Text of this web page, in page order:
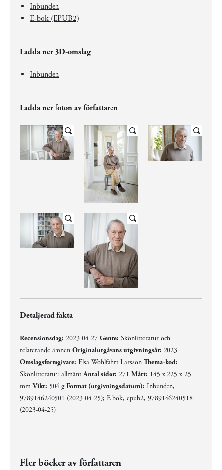
Inbunden
E-bok (EPUB2)
Ladda ner 3D-omslag
Inbunden
Ladda ner foton av författaren
Detaljerad fakta
Recensionsdag: 2023-04-27 Genre: Skönlitteratur och
relaterande ämnen Originalutgåvans utgivningsår: 2023
Omslagsformgivare: Elsa Wohlfahrt Larsson Thema-kod:
Skönlitteratur: allmäntAntal sidor: 271 Mått: 145 x 225 x 25
mmVikt: 504 gFormat (utgivningsdatum): Inbunden,
9789146240501 (2023-04-25); E-bok, epub2, 9789146240518
(2023-04-25)
Fler böcker av författaren